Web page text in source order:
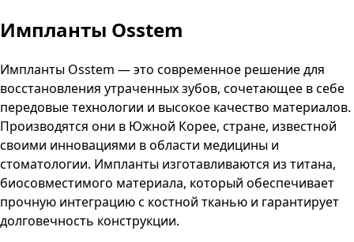
Импланты Osstem
Импланты Osstem — это современное решение для
восстановления утраченных зубов, сочетающее в себе
передовые технологии и высокое качество материалов.
Производятся они в Южной Корее, стране, известной
своими инновациями в области медицины и
стоматологии. Импланты изготавливаются из титана,
биосовместимого материала, который обеспечивает
прочную интеграцию с костной тканью и гарантирует
долговечность конструкции.